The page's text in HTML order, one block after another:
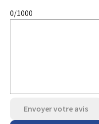
0/1000
Envoyer votre avis